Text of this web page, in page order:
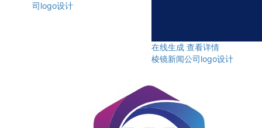
司logo设计
在线生成 查看详情
棱镜新闻公司logo设计